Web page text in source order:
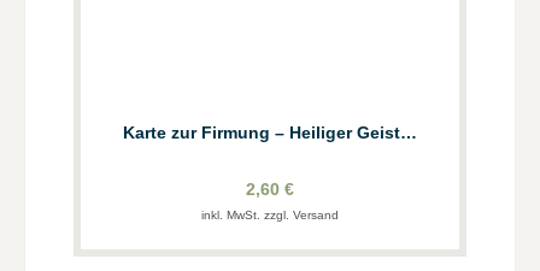
Karte zur Firmung – Heiliger Geist…
2,60 €
inkl. MwSt. zzgl. Versand